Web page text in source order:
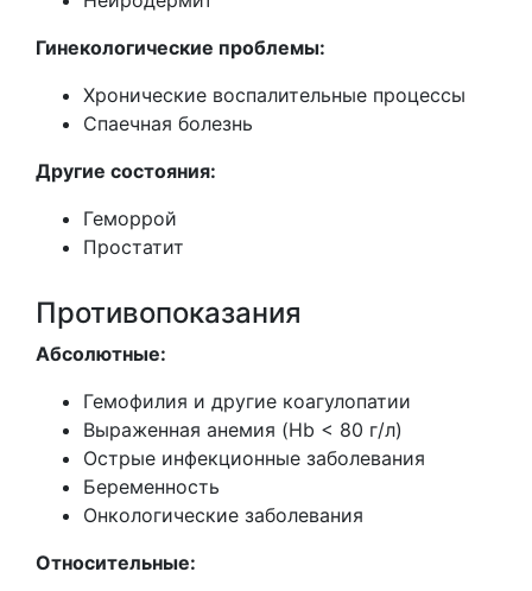
Гинекологические проблемы:
Хронические воспалительные процессы
Спаечная болезнь
Другие состояния:
Геморрой
Простатит
Противопоказания
Абсолютные:
Гемофилия и другие коагулопатии
Выраженная анемия (Hb < 80 г/л)
Острые инфекционные заболевания
Беременность
Онкологические заболевания
Относительные: